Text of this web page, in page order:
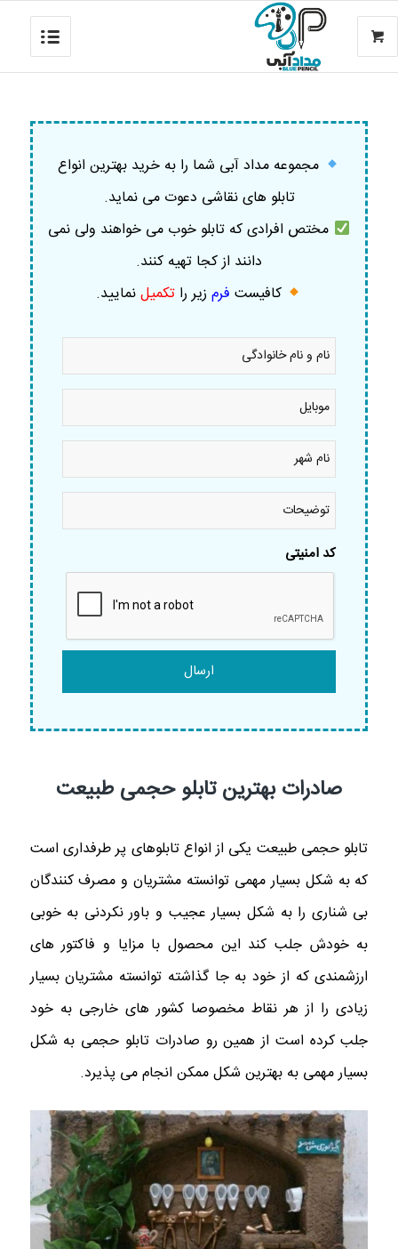
مجموعه مداد آبی شما را به خرید بهترین انواع
تابلو های نقاشی دعوت می نماید.
مختص افرادی که تابلو خوب می خواهند ولی نمی
دانند از کجا تهیه کنند.
کافیست فرم زیر را تکمیلنمایید.
نام
نام
خانوادگی
موبایل
نام
شهر *
توضیحات
کد امنیتی
صادرات بهترین تابلو حجمی طبیعت
تابلو حجمی طبیعت یکی از انواع تابلوهای پر طرفداری است
که به شکل بسیار مهمی توانسته مشتریان و مصرف کنندگان
بی شناری را به شکل بسیار عجیب و باور نکردنی به خوبی
به خودش جلب کند این محصول با مزایا و فاکتور های
ارزشمندی که از خود به جا گذاشته توانسته مشتریان بسیار
زیادی را از هر نقاط مخصوصا کشور های خارجی به خود
جلب کرده است از همین رو صادرات تابلو حجمی به شکل
بسیار مهمی به بهترین شکل ممکن انجام می پذیرد.